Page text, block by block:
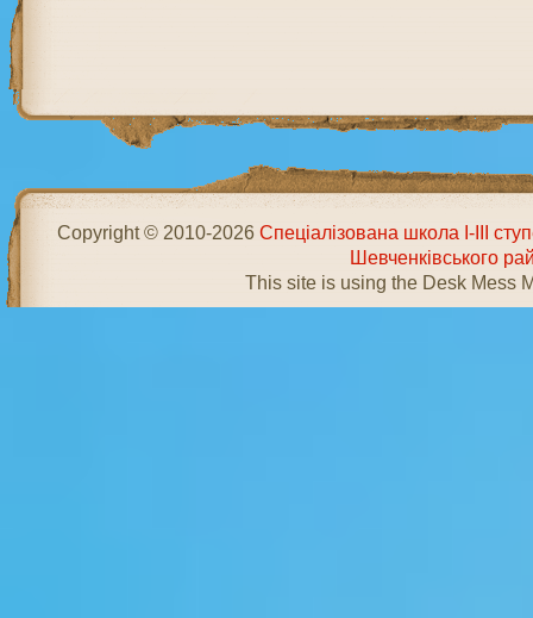
Copyright © 2010-2026Спеціалізована школа І-ІІІ
Шевченківського
This site is using the Desk Mess